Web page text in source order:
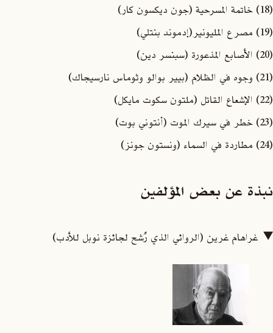
(18) خاتمة المسرحية (جون ديكسون كار)
(19) مصرع المليونير(إدموند بنتلي)
(20) الأصابع المذعورة (سبنسر دين)
(21) وجوه في الظلام (بيير بوالو وثوماس نارسيجاك)
(22) الإشعاع القاتل (ملتون سكوت مايكل)
(23) خطر في سيرك الموت (أنتوني بوت)
(24) مطاردة في السماء (ونستون جونز)
نبذة عن بعض المؤلفين
غراهام غرين (الروائي الذي رُشح لجائزة نوبل للأدب)